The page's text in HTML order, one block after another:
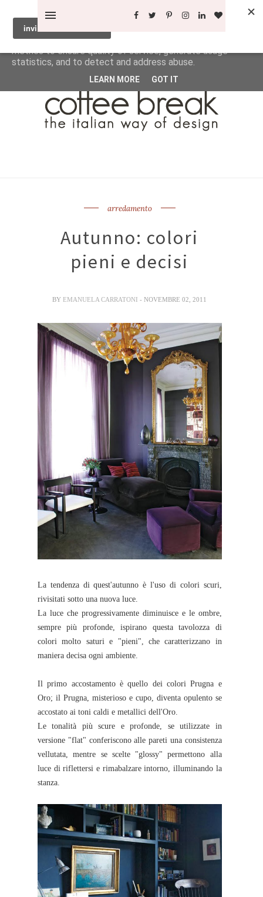
arredamento
Autunno: colori
pieni e decisi
BY EMANUELA CARRATONI- NOVEMBRE 02, 2011
La tendenza di quest'autunno è l'uso di colori scuri,
rivisitati sotto una nuova luce.
La luce che progressivamente diminuisce e le ombre,
sempre più profonde, ispirano questa tavolozza di
colori molto saturi e "pieni", che caratterizzano in
maniera decisa ogni ambiente.
Il primo accostamento è quello dei colori Prugna e
Oro; il Prugna, misterioso e cupo, diventa opulento se
accostato ai toni caldi e metallici dell'Oro.
Le tonalità più scure e profonde, se utilizzate in
versione "flat" conferiscono alle pareti una consistenza
vellutata, mentre se scelte "glossy" permettono alla
luce di riflettersi e rimabalzare intorno, illuminando la
stanza.
This site uses cookies from Google to deliver its services
and to analyze traffic. Your IP address and user-agent are
shared with Google along with performance and security
metrics to ensure quality of service, generate usage
statistics, and to detect and address abuse.
LEARN MORE GOT IT